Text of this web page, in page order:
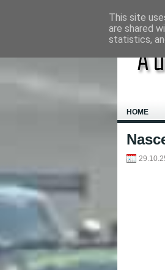
HOME
This site
are shared
statistics,